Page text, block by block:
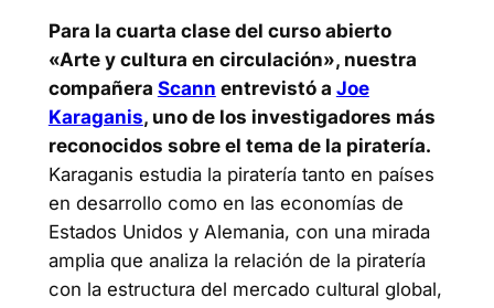
Para la cuarta clase del curso abierto
«Arte y cultura en circulación», nuestra
compañera Scann entrevistó a Joe
Karaganis, uno de los investigadores más
reconocidos sobre el tema de la piratería.
Karaganis estudia la piratería tanto en países
en desarrollo como en las economías de
Estados Unidos y Alemania, con una mirada
amplia que analiza la relación de la piratería
con la estructura del mercado cultural global,